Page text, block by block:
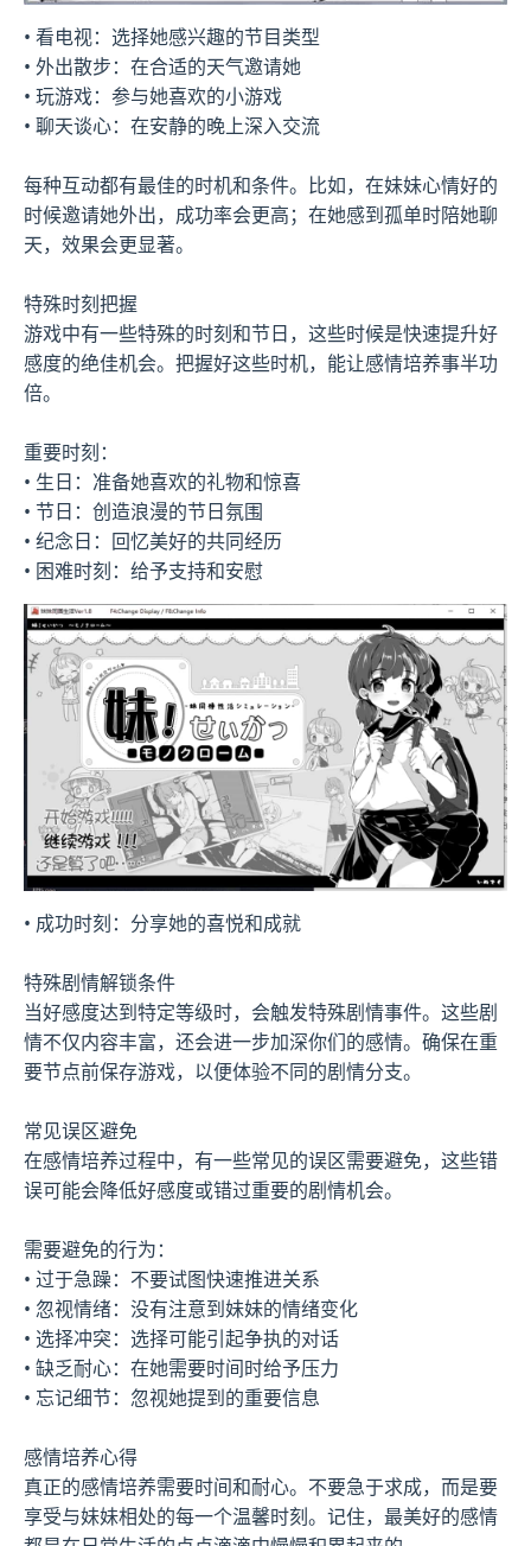
• 看电视：选择她感兴趣的节目类型
• 外出散步：在合适的天气邀请她
• 玩游戏：参与她喜欢的小游戏
• 聊天谈心：在安静的晚上深入交流
每种互动都有最佳的时机和条件。比如，在妹妹心情好的
时候邀请她外出，成功率会更高；在她感到孤单时陪她聊
天，效果会更显著。
特殊时刻把握
游戏中有一些特殊的时刻和节日，这些时候是快速提升好
感度的绝佳机会。把握好这些时机，能让感情培养事半功
倍。
重要时刻：
• 生日：准备她喜欢的礼物和惊喜
• 节日：创造浪漫的节日氛围
• 纪念日：回忆美好的共同经历
• 困难时刻：给予支持和安慰
• 成功时刻：分享她的喜悦和成就
特殊剧情解锁条件
当好感度达到特定等级时，会触发特殊剧情事件。这些剧
情不仅内容丰富，还会进一步加深你们的感情。确保在重
要节点前保存游戏，以便体验不同的剧情分支。
常见误区避免
在感情培养过程中，有一些常见的误区需要避免，这些错
误可能会降低好感度或错过重要的剧情机会。
需要避免的行为：
• 过于急躁：不要试图快速推进关系
• 忽视情绪：没有注意到妹妹的情绪变化
• 选择冲突：选择可能引起争执的对话
• 缺乏耐心：在她需要时间时给予压力
• 忘记细节：忽视她提到的重要信息
感情培养心得
真正的感情培养需要时间和耐心。不要急于求成，而是要
享受与妹妹相处的每一个温馨时刻。记住，最美好的感情